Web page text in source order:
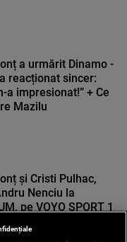
a urmărit Dinamo -
reacționat sincer:
a impresionat!” + Ce
Mazilu
și Cristi Pulhac,
Nenciu la
pe VOYO SPORT 1